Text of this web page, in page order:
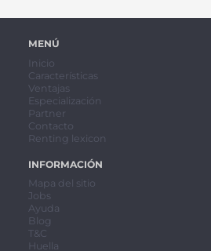
MENÚ
Inicio
Características
Ventajas
Especialización
Partner
Contacto
Renting lexicon
INFORMACIÓN
Mapa del sitio
Jobs
Ayuda
Blog
T&C
Huella